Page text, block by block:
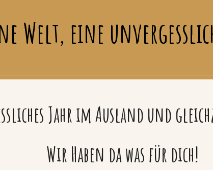
Welt, eine
Jahr im Ausland und
Wir Haben da was für dich!